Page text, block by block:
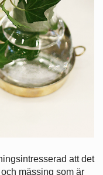
att det
mässing som är